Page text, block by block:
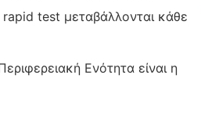
test μεταβάλλονται κάθε
Ενότητα είναι η